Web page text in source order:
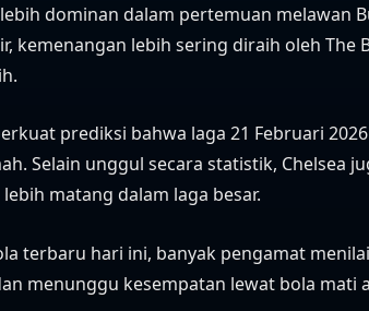
dominan dalam pertemuan melawan
kemenangan lebih sering diraih oleh The
prediksi bahwa laga 21 Februari
Selain unggul secara statistik, Chelsea
matang dalam laga besar.
terbaru hari ini, banyak pengamat
menunggu kesempatan lewat bola mati